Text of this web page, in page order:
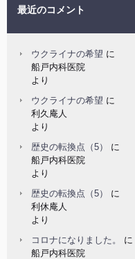
最近のコメント
ウクライナの希望 に
船戸内科医院
より
ウクライナの希望 に
利久庵人
より
歴史の転換点（5）
に
船戸内科医院
より
歴史の転換点（5）
に
利休庵人
より
コロナになりました。
に
船戸内科医院